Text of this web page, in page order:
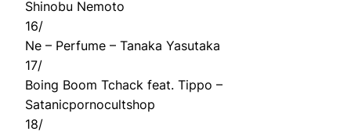
Shinobu Nemoto
16/
Ne – Perfume – Tanaka Yasutaka
17/
Boing Boom Tchack feat. Tippo –
Satanicpornocultshop
18/